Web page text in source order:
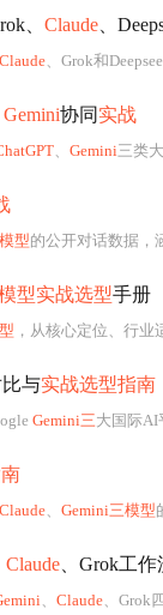
、 Claude 、
Claude、Grok和
Gemini协同 实战
、 Gemini三类大
模型的公开对话数据，
型实战选型手册
，从核心定位、行业适配（金
与实战选型指南
Gemini三大国际AI
Claude、 Gemini三模型
Claude 、Grok工
、 Claude、Grok